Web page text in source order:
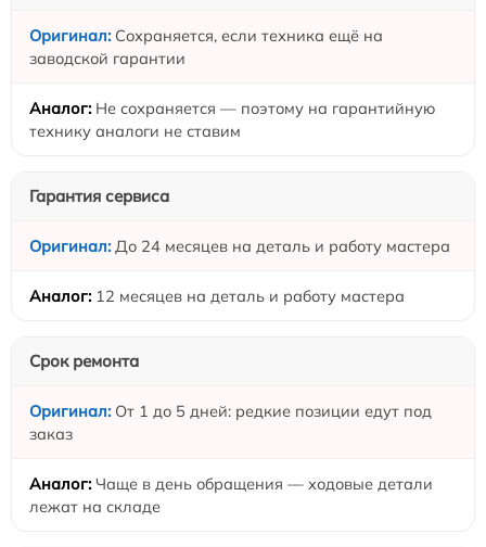
Сохраняется, если техника ещё на
заводской гарантии
Не сохраняется — поэтому на гарантийную
технику аналоги не ставим
Гарантия сервиса
До 24 месяцев на деталь и работу мастера
12 месяцев на деталь и работу мастера
Срок ремонта
От 1 до 5 дней: редкие позиции едут под
заказ
Чаще в день обращения — ходовые детали
лежат на складе